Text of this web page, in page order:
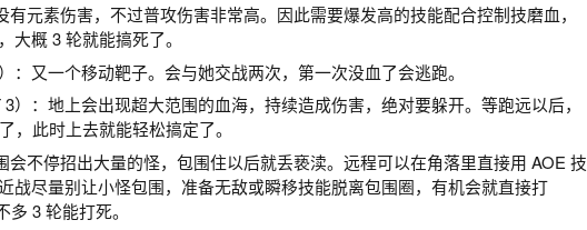
元素伤害，不过普攻伤害非常高。因此需要爆发高的技能配合控制技磨血，
大概 3 轮就能搞死了。
：又一个移动靶子。会与她交战两次，第一次没血了会逃跑。
）：地上会出现超大范围的血海，持续造成伤害，绝对要躲开。等跑远以后，
，此时上去就能轻松搞定了。
会不停招出大量的怪，包围住以后就丢亵渎。远程可以在角落里直接用 AOE 技
战尽量别让小怪包围，准备无敌或瞬移技能脱离包围圈，有机会就直接打
3 轮能打死。